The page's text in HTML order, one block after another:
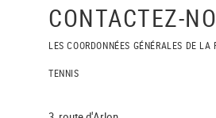
CONTACTEZ-
LES COORDONNÉES GÉNÉRALES DE
TENNIS